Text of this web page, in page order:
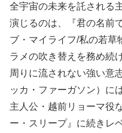
全宇宙の未来を託される
演じるのは、『君の名前
ブ・マイライフ/私の若草
ラメの吹き替えを務め続
周りに流されない強い意
ッカ・ファーガソン）に
主人公・越前リョーマ役
ー・スリープ』に続きレ